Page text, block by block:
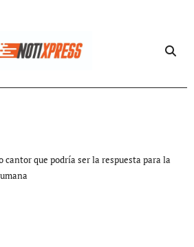
cantor que podría ser la respuesta para la